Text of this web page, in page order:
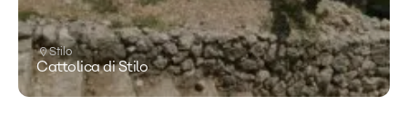
Stilo
Cattolica di Stilo